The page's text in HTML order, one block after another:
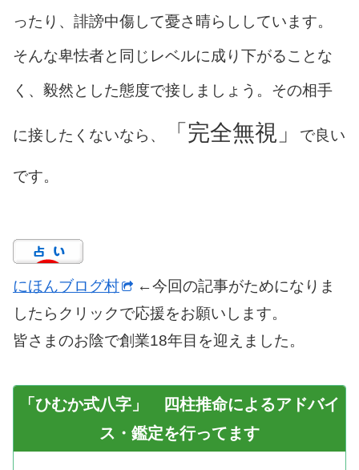
ったり、誹謗中傷して憂さ晴らししています。
そんな卑怯者と同じレベルに成り下がることな
く、毅然とした態度で接しましょう。その相手
に接したくないなら、 「完全無視」 で良い
です。
にほんブログ村
←今回の記事がためになりま
したらクリックで応援をお願いします。
皆さまのお陰で創業18年目を迎えました。
「ひむか式八字」 四柱推命によるアドバイ
ス・鑑定を行ってます